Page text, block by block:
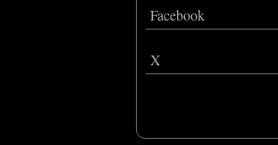
Facebook
X